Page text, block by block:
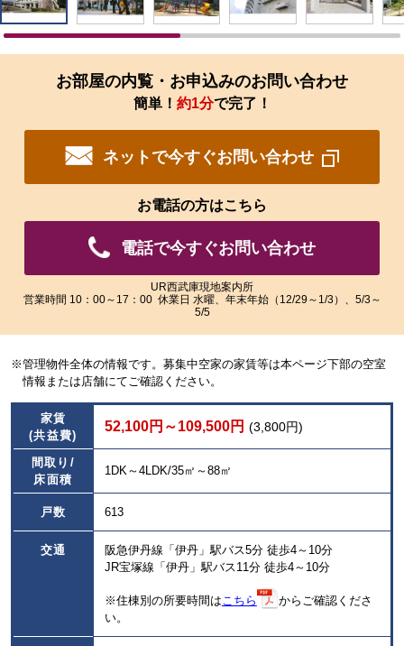
ク
リ
す
拡
大
さ
い
だ
ま
す。
ク
リ
拡
い
だ
ま
お部屋の内覧・お申込みのお問い合わせ
簡単！ 約1分で完了！
ネットで今すぐお問い合わせ
お電話の方はこちら
電話で今すぐお問い合わせ
UR西武庫現地案内所
営業時間 10：00～17：00 休業日 水曜、年末年始（12/29～1/3）、5/3～
5/5
※管理物件全体の情報です。募集中空家の家賃等は本ページ下部の空室
情報または店舗にてご確認ください。
家賃
(共益費)
52,100円～109,500円 (3,800円)
間取り/
床面積
1DK～4LDK/35㎡～88㎡
戸数 613
交通
阪急伊丹線「伊丹」駅バス5分 徒歩4～10分
JR宝塚線「伊丹」駅バス11分 徒歩4～10分
※住棟別の所要時間は こちら
からご確認くださ
い。